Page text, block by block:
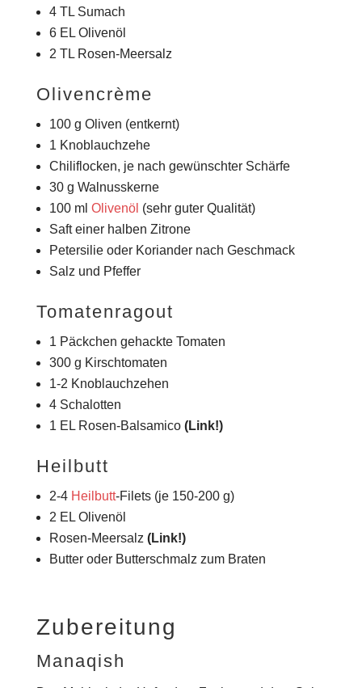
4 TL Sumach
6 EL Olivenöl
2 TL Rosen-Meersalz
Olivencrème
100 g Oliven (entkernt)
1 Knoblauchzehe
Chiliflocken, je nach gewünschter Schärfe
30 g Walnusskerne
100 ml Olivenöl (sehr guter Qualität)
Saft einer halben Zitrone
Petersilie oder Koriander nach Geschmack
Salz und Pfeffer
Tomatenragout
1 Päckchen gehackte Tomaten
300 g Kirschtomaten
1-2 Knoblauchzehen
4 Schalotten
1 EL Rosen-Balsamico (Link!)
Heilbutt
2-4 Heilbutt-Filets (je 150-200 g)
2 EL Olivenöl
Rosen-Meersalz (Link!)
Butter oder Butterschmalz zum Braten
Zubereitung
Manaqish